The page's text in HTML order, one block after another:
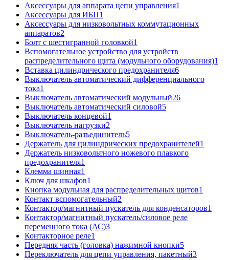
Аксессуары для аппарата цепи управления1
Аксессуары для ИБП1
Аксессуары для низковольтных коммутационных
аппаратов2
Болт с шестигранной головкой1
Вспомогательное устройство для устройств
распределительного щита (модульного оборудования)1
Вставка цилиндрического предохранителя6
Выключатель автоматический дифференциального
тока1
Выключатель автоматический модульный26
Выключатель автоматический силовой5
Выключатель концевой1
Выключатель нагрузки2
Выключатель-разъединитель5
Держатель для цилиндрических предохранителей1
Держатель низковольтного ножевого плавкого
предохранителя1
Клемма шинная1
Ключ для шкафов1
Кнопка модульная для распределительных щитов1
Контакт вспомогательный2
Контактор/магнитный пускатель для конденсаторов1
Контактор/магнитный пускатель/силовое реле
переменного тока (АС)3
Контакторное реле1
Передняя часть (головка) нажимной кнопки5
Переключатель для цепи управления, пакетный3